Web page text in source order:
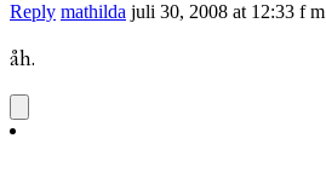
Reply mathilda juli 30, 2008 at 12:33 f m
åh.